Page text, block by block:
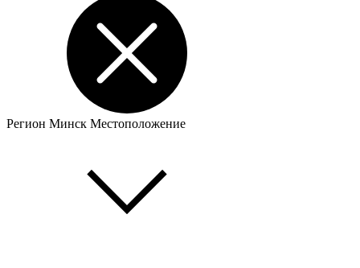
Регион Минск Местоположение